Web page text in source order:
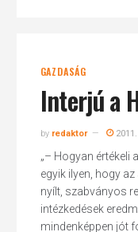
GAZDASÁG
Interjú a
by redaktor 2011.
„– Hogyan értékeli
egyik ilyen, hogy
nyílt, szabványos
intézkedések
mindenképpen jót